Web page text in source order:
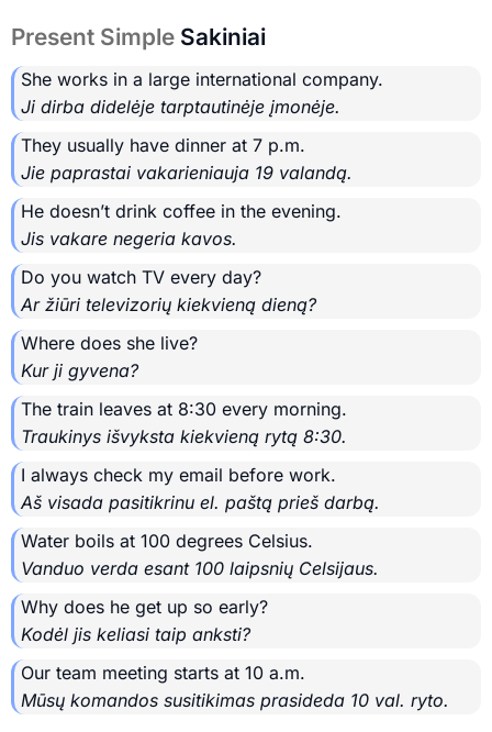
Present Simple Sakiniai
She works in a large international company.
Ji dirba didelėje tarptautinėje įmonėje.
They usually have dinner at 7 p.m.
Jie paprastai vakarieniauja 19 valandą.
He doesn’t drink coffee in the evening.
Jis vakare negeria kavos.
Do you watch TV every day?
Ar žiūri televizorių kiekvieną dieną?
Where does she live?
Kur ji gyvena?
The train leaves at 8:30 every morning.
Traukinys išvyksta kiekvieną rytą 8:30.
I always check my email before work.
Aš visada pasitikrinu el. paštą prieš darbą.
Water boils at 100 degrees Celsius.
Vanduo verda esant 100 laipsnių Celsijaus.
Why does he get up so early?
Kodėl jis keliasi taip anksti?
Our team meeting starts at 10 a.m.
Mūsų komandos susitikimas prasideda 10 val. ryto.